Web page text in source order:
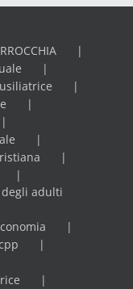
degli adulti